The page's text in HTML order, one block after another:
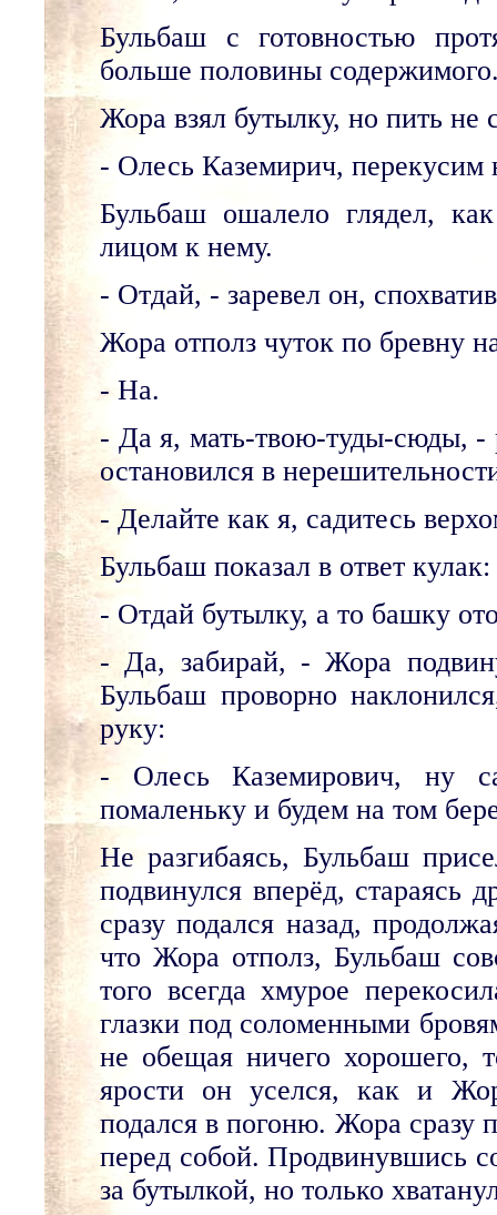
Бульбаш с готовностью
больше половины
Жора взял бутылку, но пить не
- Олесь Каземирич, перекусим
Бульбаш ошалело глядел,
лицом к нему.
- Отдай, - заревел он,
Жора отполз чуток по бревну
- На.
- Да я, мать-твою-туды-сюды, -
остановился в
- Делайте как я, садитесь
Бульбаш показал в ответ кулак:
- Отдай бутылку, а то башку
- Да, забирай, - Жора
Бульбаш проворно
руку:
- Олесь Каземирович, ну
помаленьку и будем на том
Не разгибаясь, Бульбаш
подвинулся вперёд, стараясь
сразу подался назад,
что Жора отполз, Бульбаш
того всегда хмурое
глазки под соломенными
не обещая ничего хорошего,
ярости он уселся, как и
подался в погоню. Жора сразу
перед собой. Продвинувшись
за бутылкой, но только